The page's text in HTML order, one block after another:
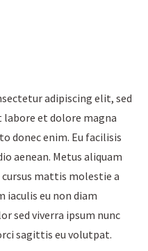
adipiscing elit, sed
et dolore magna
donec enim. Eu facilisis
aenean. Metus aliquam
mattis molestie a
iaculis eu non diam
sed viverra ipsum nunc
sagittis eu volutpat.